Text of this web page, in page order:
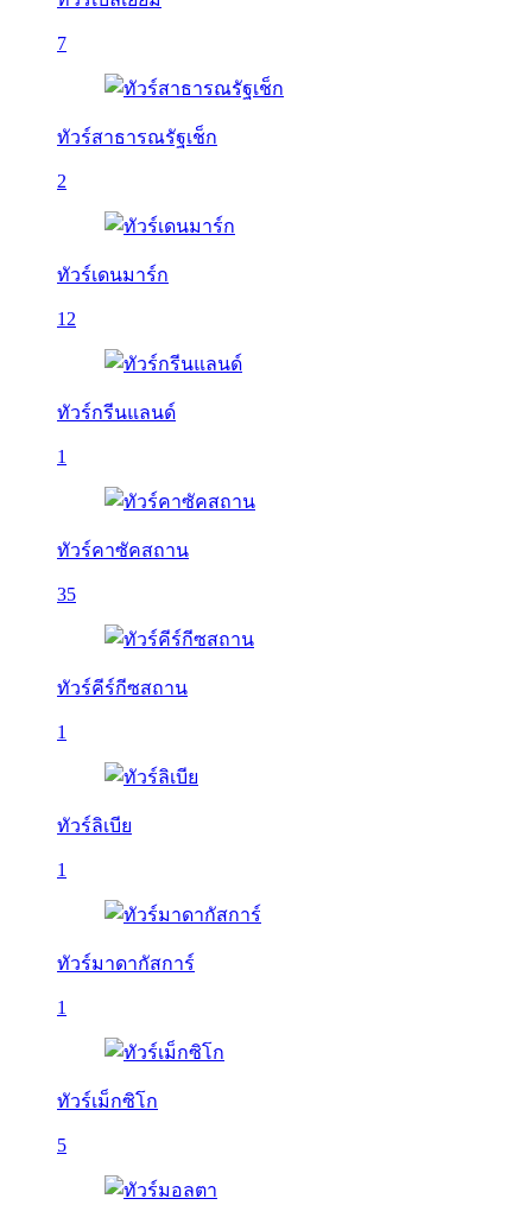
7
ทัวร์สาธารณรัฐเช็ก
2
ทัวร์เดนมาร์ก
12
ทัวร์กรีนแลนด์
1
ทัวร์คาซัคสถาน
35
ทัวร์คีร์กีซสถาน
1
ทัวร์ลิเบีย
1
ทัวร์มาดากัสการ์
1
ทัวร์เม็กซิโก
5